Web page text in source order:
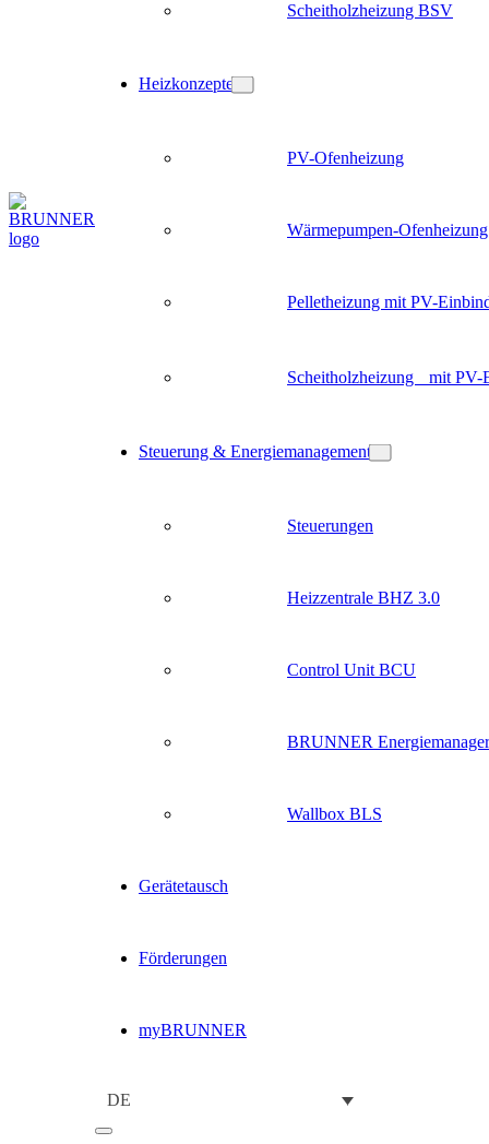
Scheitholzheizung BSV
Heizkonzepte
PV-Ofenheizung
Wärmepumpen-Ofenheizung
Pelletheizung mit PV-
Scheitholzheizung mit PV-
Steuerung & Energiemanagement
Steuerungen
Heizzentrale BHZ 3.0
Control Unit BCU
BRUNNER Energiemanager
Wallbox BLS
Gerätetausch
Förderungen
myBRUNNER
DE